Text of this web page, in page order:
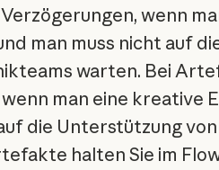
wenn
man muss nicht auf
warten. Bei
man eine kreative
die Unterstützung von
halten Sie im